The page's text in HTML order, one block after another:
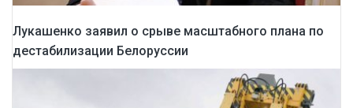
Лукашенко заявил о срыве масштабного плана по
дестабилизации Белоруссии